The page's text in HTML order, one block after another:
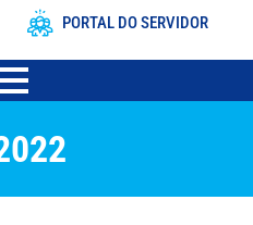
PORTAL DO SERVIDOR